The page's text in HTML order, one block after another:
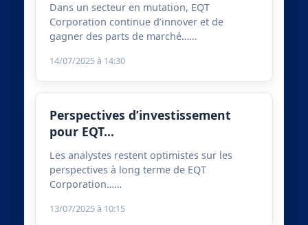
Dans un secteur en mutation, EQT
Corporation continue d’innover et de
gagner des parts de marché……
14/07/2025 à 14:30
Perspectives d’investissement
pour EQT…
Les analystes restent optimistes sur les
perspectives à long terme de EQT
Corporation……
13/07/2025 à 10:15